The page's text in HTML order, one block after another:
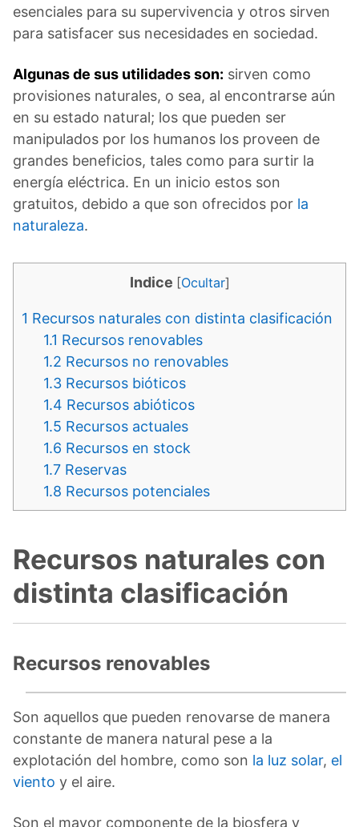
esenciales para su supervivencia y otros sirven
para satisfacer sus necesidades en sociedad.
Algunas de sus utilidades son: sirven como
provisiones naturales, o sea, al encontrarse aún
en su estado natural; los que pueden ser
manipulados por los humanos los proveen de
grandes beneficios, tales como para surtir la
energía eléctrica. En un inicio estos son
gratuitos, debido a que son ofrecidos por la
naturaleza.
Indice [Ocultar]
1 Recursos naturales con distinta clasificación
1.1 Recursos renovables
1.2 Recursos no renovables
1.3 Recursos bióticos
1.4 Recursos abióticos
1.5 Recursos actuales
1.6 Recursos en stock
1.7 Reservas
1.8 Recursos potenciales
Recursos naturales con
distinta clasificación
Recursos renovables
Son aquellos que pueden renovarse de manera
constante de manera natural pese a la
explotación del hombre, como son la luz solar, el
viento y el aire.
Son el mayor componente de la biosfera y